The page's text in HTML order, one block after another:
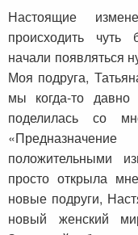
Настоящие
происходить
начали появляться
Моя подруга,
мы когда-то
поделилась со
положительными
просто открыла
новые подруги,
новый женский